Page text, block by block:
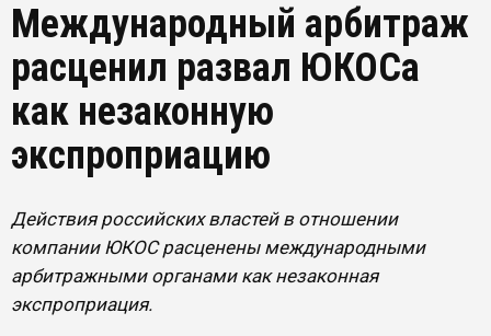
Международный арбитраж
расценил развал ЮКОСа
как незаконную
экспроприацию
Действия российских властей в отношении
компании ЮКОС расценены международными
арбитражными органами как незаконная
экспроприация.